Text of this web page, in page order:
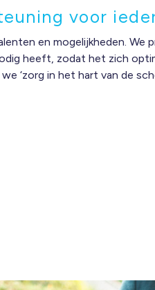
voor
en mogelijkheden. We
heeft, zodat het zich
‘zorg in het hart van de